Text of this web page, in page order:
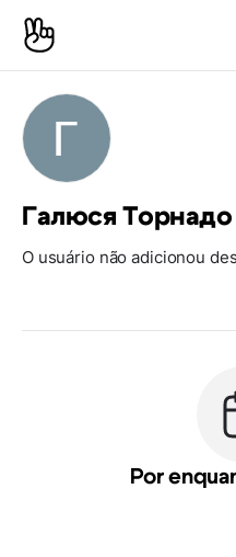
Галюся Торнадо
O usuário não adicionou
Por